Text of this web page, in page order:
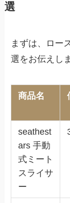
選
まずは、ロー
選をお伝えし
商品名
seathest
ars 手動
式ミート
スライサ
ー